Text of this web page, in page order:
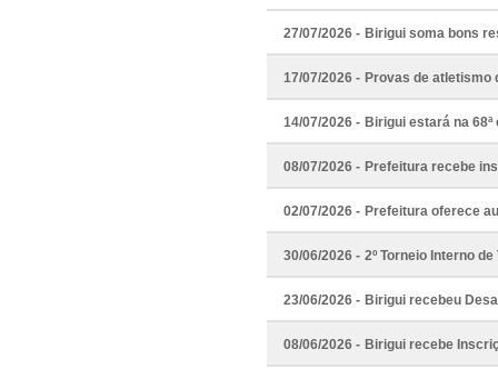
27/07/2026 - Birigui soma bons
17/07/2026 - Provas de atletismo
14/07/2026 - Birigui estará na
08/07/2026 - Prefeitura recebe
02/07/2026 - Prefeitura oferece
30/06/2026 - 2º Torneio Interno
23/06/2026 - Birigui recebeu
08/06/2026 - Birigui recebe